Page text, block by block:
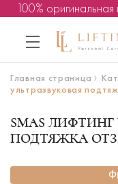
100%
Главная страница
ультразвуковая
SMAS
ПОДТЯЖКА